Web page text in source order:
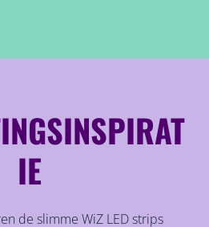
IE
de slimme WiZ LED strips